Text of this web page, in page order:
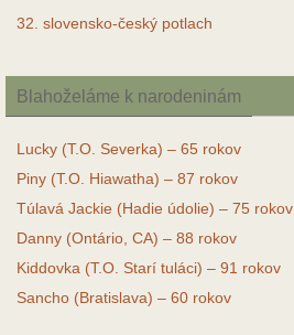
32. slovensko-český potlach
Blahoželáme k narodeninám
Lucky (T.O. Severka) – 65 rokov
Piny (T.O. Hiawatha) – 87 rokov
Túlavá Jackie (Hadie údolie) – 75 rokov
Danny (Ontário, CA) – 88 rokov
Kiddovka (T.O. Starí tuláci) – 91 rokov
Sancho (Bratislava) – 60 rokov